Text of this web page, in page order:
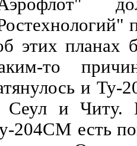
этих планах
то
и Ту-
Сеул и Читу.
204СМ есть